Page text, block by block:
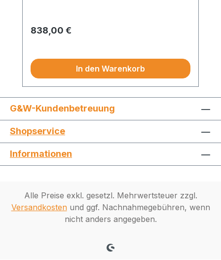
Updates (2x pro Jahr) automatisch und
sichern so die Aktualität Ihrer Daten.
Regulärer Preis:
838,00 €
In den Warenkorb
G&W-Kundenbetreuung
Shopservice
Informationen
Alle Preise exkl. gesetzl. Mehrwertsteuer zzgl.
Versandkostenund ggf. Nachnahmegebühren, wenn
nicht anders angegeben.